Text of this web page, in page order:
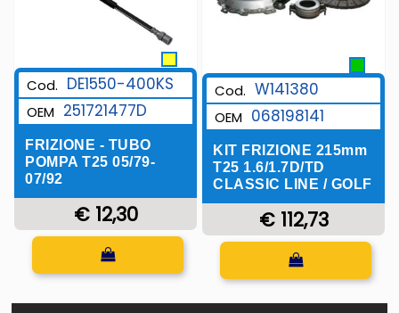
Cod. DE1550-400KS
OEM 251721477D
FRIZIONE - TUBO
POMPA T25 05/79-
07/92
€ 12,30
Quantità
Cod. W141380
OEM 068198141
KIT FRIZIONE 215mm
T25 1.6/1.7D/TD
CLASSIC LINE / GOLF
€ 112,73
Quantità